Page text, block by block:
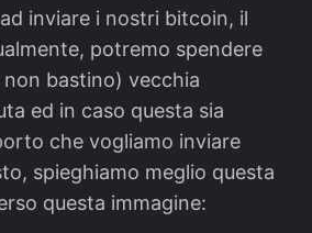
inviare i nostri bitcoin, il
potremo spendere
bastino) vecchia
ed in caso questa sia
che vogliamo inviare
spieghiamo meglio questa
questa immagine: